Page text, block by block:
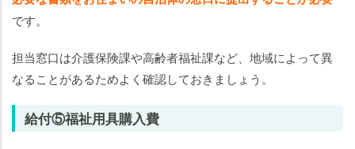
です。
担当窓口は介護保険課や高齢者福祉課など、地域によって異
なることがあるためよく確認しておきましょう。
給付⑤福祉用具購入費